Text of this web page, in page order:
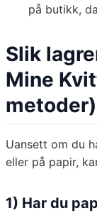
på butikk,
Slik
Mine
metoder)
Uansett om du
eller på papir,
1) Har du